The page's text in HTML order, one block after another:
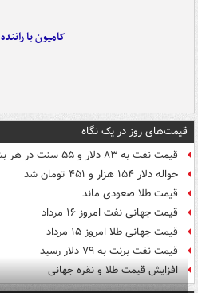
کامیون با راننده ۸ ساله در اصفهان توقیف شد
قیمت‌های روز در یک نگاه
قیمت نفت به ۸۳ دلار و ۵۵ سنت در هر بشکه رسید
حواله دلار ۱۵۴ هزار و ۴۵۱ تومان شد
قیمت طلا صعودی ماند
قیمت جهانی نفت امروز ۱۶ مرداد
قیمت جهانی طلا امروز ۱۵ مرداد
قیمت نفت برنت به ۷۹ دلار رسید
افزایش قیمت طلا و نقره جهانی